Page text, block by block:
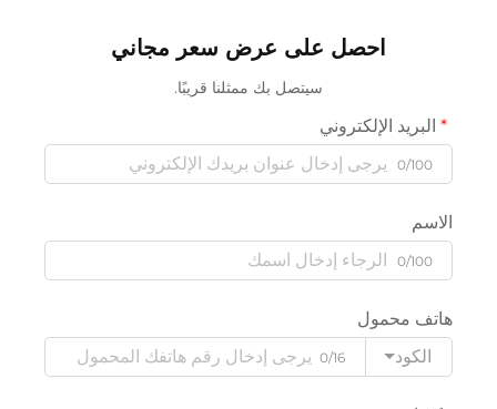
احصل على عرض سعر مجاني
سيتصل بك ممثلنا قريبًا.
البريد الإلكتروني
0/100
الاسم
0/100
هاتف محمول
الكود
0/16